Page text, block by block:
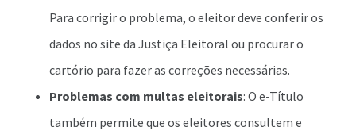
Para corrigir o problema, o eleitor deve conferir os
dados no site da Justiça Eleitoral ou procurar o
cartório para fazer as correções necessárias.
Problemas com multas eleitorais: O e-Título
também permite que os eleitores consultem e